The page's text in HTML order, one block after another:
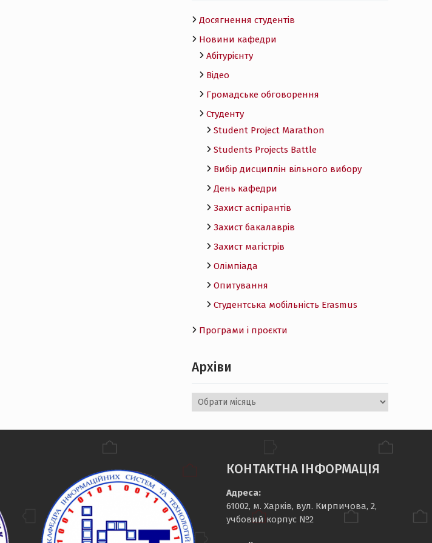
Досягнення студентів
Новини кафедри
Абітурієнту
Відео
Громадське обговорення
Студенту
Student Project Marathon
Students Projects Battle
Вибір дисциплін вільного вибору
День кафедри
Захист аспірантів
Захист бакалаврів
Захист магістрів
Олімпіада
Опитування
Студентська мобільність Erasmus
Програми і проєкти
Архіви
Архіви
КОНТАКТНА ІНФОРМАЦІЯ
Адреса:
61002, м. Харків, вул. Кирпичова, 2,
учбовий корпус №2